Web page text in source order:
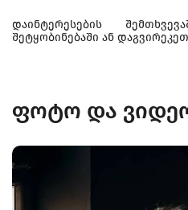
დაინტერესების
შეტყობინებაში ან დაგვირეკეთ:
ფოტო და